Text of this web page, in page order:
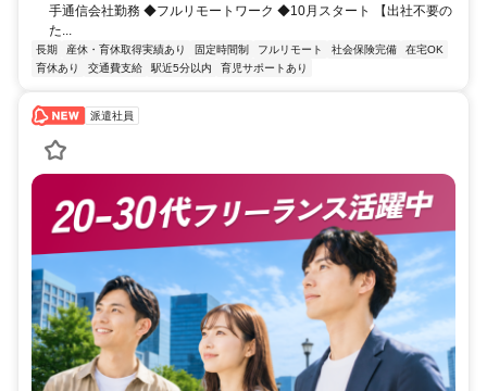
手通信会社勤務 ◆フルリモートワーク ◆10月スタート 【出社不要の
た...
長期 産休・育休取得実績あり 固定時間制 フルリモート 社会保険完備
在宅OK
育休あり
交通費支給 駅近5分以内 育児サポートあり
派遣社員